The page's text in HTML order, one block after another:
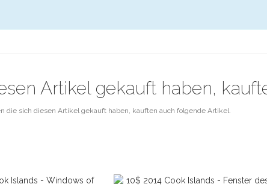
Artikel gekauft haben,
die sich diesen Artikel gekauft haben, kauften auch folgende Artikel.